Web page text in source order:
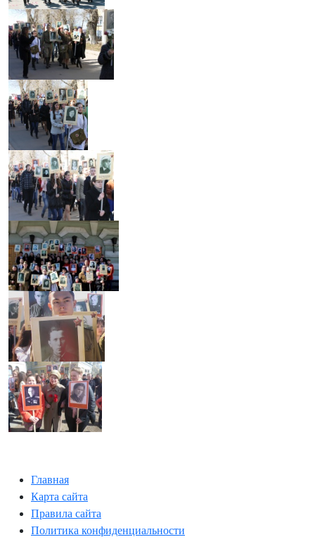
Главная
Карта сайта
Правила сайта
Политика конфиденциальности